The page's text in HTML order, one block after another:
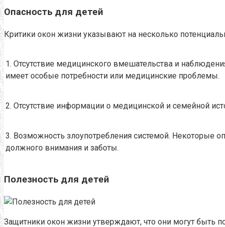
Опасность для детей
Критики окон жизни указывают на несколько
1. Отсутствие медицинского вмешательства и
имеет особые потребности или медицинские проблемы.
2. Отсутствие информации о медицинской и семейной
3. Возможность злоупотребления системой. Некоторые
должного внимания и заботы.
Полезность для детей
Защитники окон жизни утверждают, что они могут быть